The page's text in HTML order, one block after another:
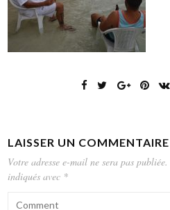
LAISSER UN COMMENTAIRE
Votre adresse e-mail ne sera pas publiée.
indiqués avec *